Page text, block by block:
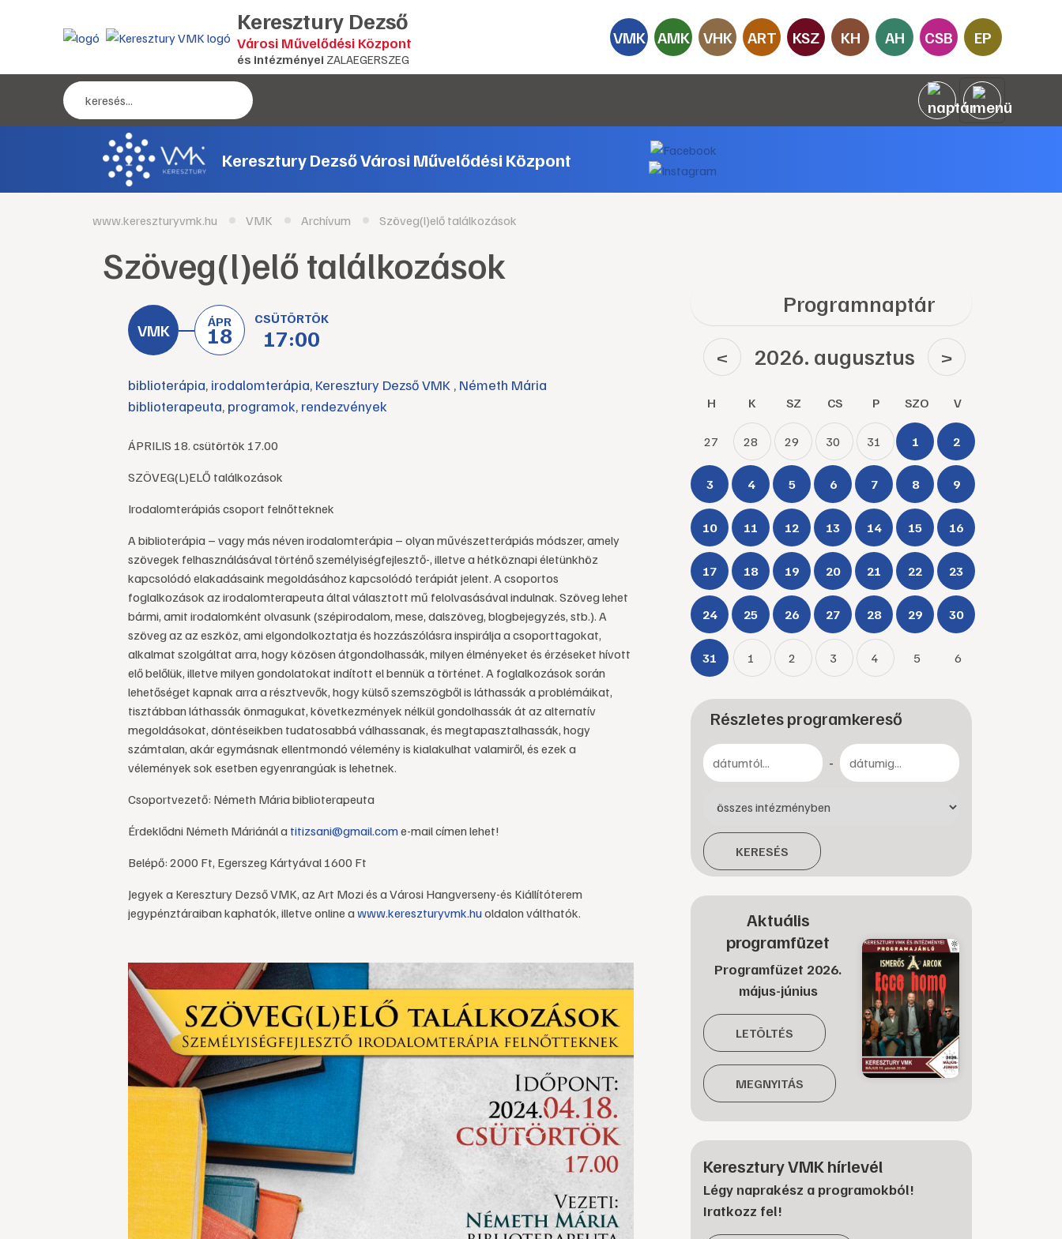
Keresztury Dezső
Városi Művelődési Központ
és intézményei ZALAEGERSZEG
VMK AMK VHK ART KSZ KH AH CSB EP
Keresztury Dezső Városi Művelődési Központ
www.kereszturyvmk.hu VMK Archívum Szöveg(l)elő találkozások
Szöveg(l)elő találkozások
ÁPR
18
CSÜTÖRTÖK
17:00
biblioterápia, irodalomterápia, Keresztury Dezső VMK , Németh Mária
biblioterapeuta, programok, rendezvények
ÁPRILIS 18. csütörtök 17.00
SZÖVEG(L)ELŐ találkozások
Irodalomterápiás csoport felnőtteknek
A biblioterápia – vagy más néven irodalomterápia – olyan művészetterápiás módszer, amely
szövegek felhasználásával történő személyiségfejlesztő-, illetve a hétköznapi életünkhöz
kapcsolódó elakadásaink megoldásához kapcsolódó terápiát jelent. A csoportos
foglalkozások az irodalomterapeuta által választott mű felolvasásával indulnak. Szöveg lehet
bármi, amit irodalomként olvasunk (szépirodalom, mese, dalszöveg, blogbejegyzés, stb.). A
szöveg az az eszköz, ami elgondolkoztatja és hozzászólásra inspirálja a csoporttagokat,
alkalmat szolgáltat arra, hogy közösen átgondolhassák, milyen élményeket és érzéseket hívott
elő belőlük, illetve milyen gondolatokat indított el bennük a történet. A foglalkozások során
lehetőséget kapnak arra a résztvevők, hogy külső szemszögből is láthassák a problémáikat,
tisztábban láthassák önmagukat, következmények nélkül gondolhassák át az alternatív
megoldásokat, döntéseikben tudatosabbá válhassanak, és megtapasztalhassák, hogy
számtalan, akár egymásnak ellentmondó vélemény is kialakulhat valamiről, és ezek a
vélemények sok esetben egyenrangúak is lehetnek.
Csoportvezető: Németh Mária biblioterapeuta
Érdeklődni Németh Máriánál a titizsani@gmail.come-mail címen lehet!
Belépő: 2000 Ft, Egerszeg Kártyával 1600 Ft
Jegyek a Keresztury Dezső VMK, az Art Mozi és a Városi Hangverseny-és Kiállítóterem
jegypénztáraiban kaphatók, illetve online awww.kereszturyvmk.huoldalon válthatók.
Programnaptár
< 2026. augusztus >
H K SZ CS P SZO V
27 28 29 30 31 1 2
3 4 5 6 7 8 9
10 11 12 13 14 15 16
17 18 19 20 21 22 23
24 25 26 27 28 29 30
31 1 2 3 4 5 6
Részletes programkereső
-
KERESÉS
Aktuális
programfüzet
Programfüzet 2026.
május-június
LETÖLTÉS
MEGNYITÁS
Keresztury VMK hírlevél
Légy naprakész a programokból!
Iratkozz fel!